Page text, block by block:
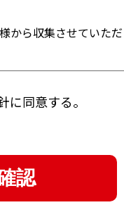
ら収集させていた
に同意する。
認